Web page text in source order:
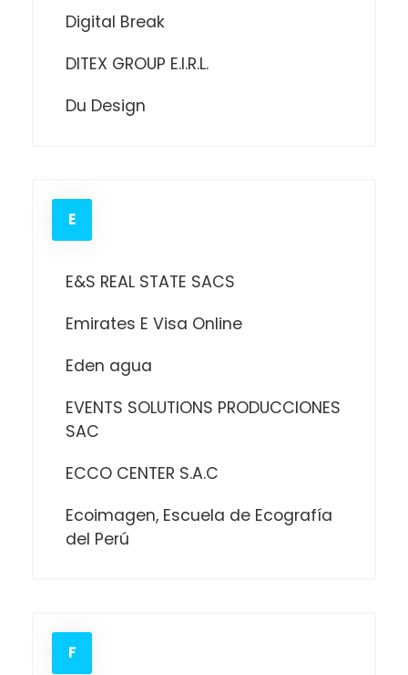
Digital Break
DITEX GROUP E.I.R.L.
Du Design
E
E&S REAL STATE SACS
Emirates E Visa Online
Eden agua
EVENTS SOLUTIONS PRODUCCIONES
SAC
ECCO CENTER S.A.C
Ecoimagen, Escuela de Ecografía
del Perú
F